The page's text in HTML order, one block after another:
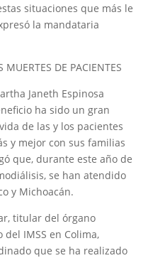
situaciones que más le
la mandataria
DE PACIENTES
Janeth Espinosa
ha sido un gran
de las y los pacientes
y mejor con sus familias
que, durante este año de
se han atendido
y Michoacán.
titular del órgano
IMSS en Colima,
que se ha realizado